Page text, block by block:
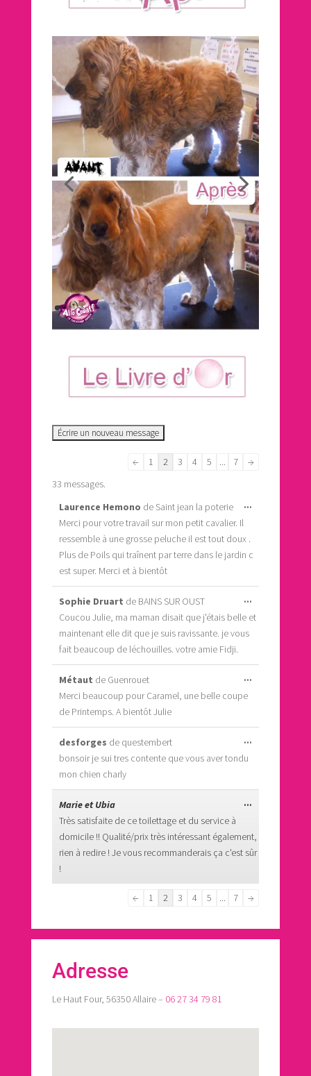
Navigation
liste
du
livre
d’or
← 1 2 3 4 5 ... 7
→
33 messages.
Laurence Hemono de Saint jean la poterie
Merci pour votre travail sur mon petit cavalier. Il
ressemble à une grosse peluche il est tout doux .
Plus de Poils qui traînent par terre dans le jardin c
est super. Merci et à bientôt
...
Sophie Druart de BAINS SUR OUST
Coucou Julie, ma maman disait que j'étais belle et
maintenant elle dit que je suis ravissante. je vous
fait beaucoup de léchouilles. votre amie Fidji.
...
boîte
Métaut de Guenrouet
Merci beaucoup pour Caramel, une belle coupe
de Printemps. A bientôt Julie
...
desforges de questembert
bonsoir je sui tres contente que vous aver tondu
mon chien charly
...
Marie et Ubia
Très satisfaite de ce toilettage et du service à
domicile !! Qualité/prix très intéressant également,
rien à redire ! Je vous recommanderais ça c'est sûr
!
...
méta.
Navigation
la
d’or
← 1 2 3 4 5 ... 7 →
Adresse
Le Haut Four, 56350 Allaire – 06 27 34 79 81